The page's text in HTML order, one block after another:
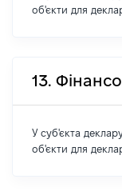
об'єкти для
13.
У суб'єкта
об'єкти для